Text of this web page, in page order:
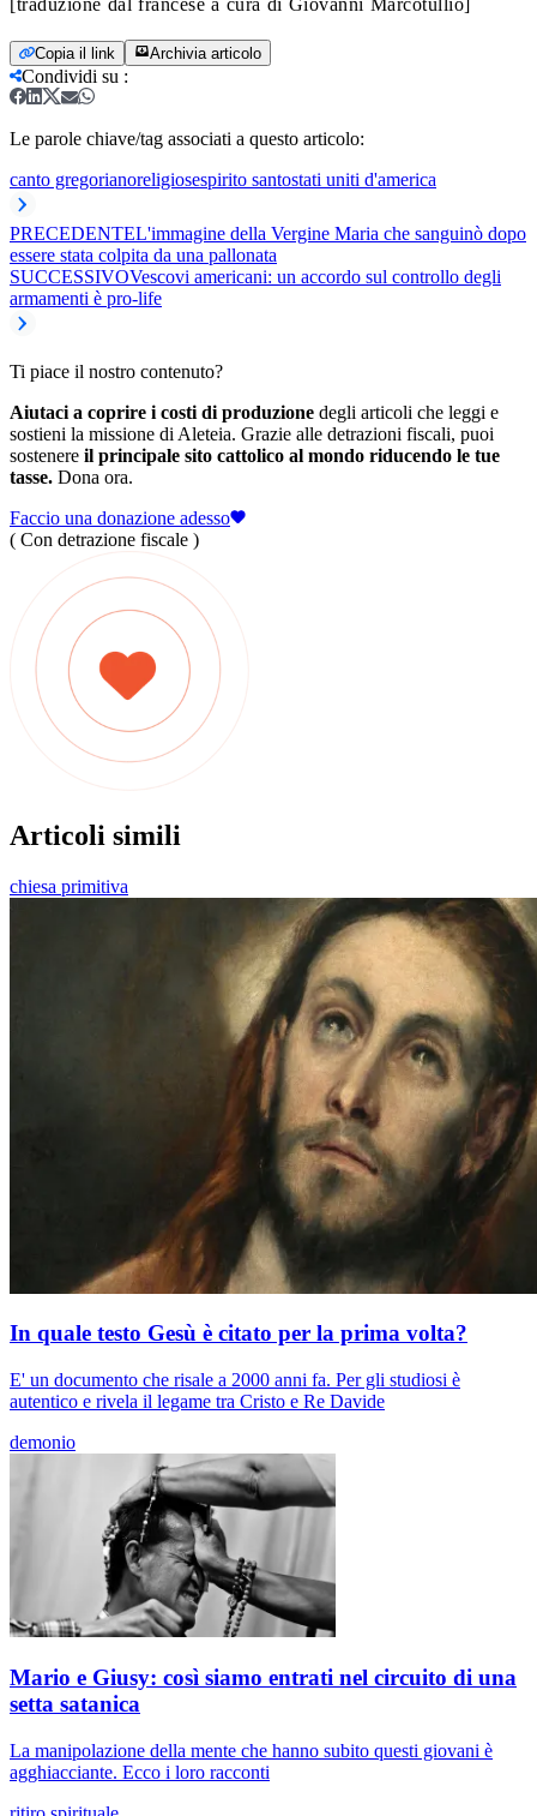
Copia il link Archivia articolo
Condividi su :
Le parole chiave/tag associati a questo articolo:
canto gregorianoreligiosespirito santostati uniti d'america
PRECEDENTEL'immagine della Vergine Maria che sanguinò dopo
essere stata colpita da una pallonata
SUCCESSIVOVescovi americani: un accordo sul controllo degli
armamenti è pro-life
Ti piace il nostro contenuto?
Aiutaci a coprire i costi di produzione degli articoli che leggi e
sostieni la missione di Aleteia. Grazie alle detrazioni fiscali, puoi
sostenere il principale sito cattolico al mondo riducendo le tue
tasse. Dona ora.
Faccio una donazione adesso
( Con detrazione fiscale )
Articoli simili
chiesa primitiva
In quale testo Gesù è citato per la prima volta?
E' un documento che risale a 2000 anni fa. Per gli studiosi è
autentico e rivela il legame tra Cristo e Re Davide
demonio
Mario e Giusy: così siamo entrati nel circuito di una
setta satanica
La manipolazione della mente che hanno subito questi giovani è
agghiacciante. Ecco i loro racconti